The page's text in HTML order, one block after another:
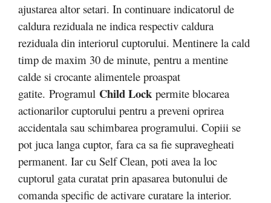
ajustarea altor setari. In continuare indicatorul de
caldura reziduala ne indica respectiv caldura
reziduala din interiorul cuptorului. Mentinere la cald
timp de maxim 30 de minute, pentru a mentine
calde si crocante alimentele proaspat
gatite. Programul Child Lock permite blocarea
actionarilor cuptorului pentru a preveni oprirea
accidentala sau schimbarea programului. Copiii se
pot juca langa cuptor, fara ca sa fie supravegheati
permanent. Iar cu Self Clean, poti avea la loc
cuptorul gata curatat prin apasarea butonului de
comanda specific de activare curatare la interior.